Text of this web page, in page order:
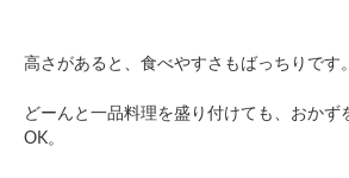
高さがあると、食べやすさもばっちりです。
どーんと一品料理を盛り付けても、おかず
OK。